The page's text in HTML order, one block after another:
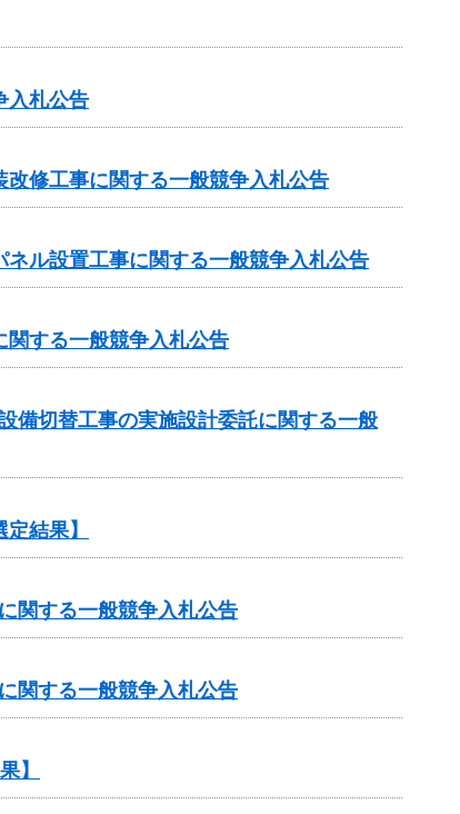
入札公告
改修工事に関する一般競争入札公告
ネル設置工事に関する一般競争入札公告
関する一般競争入札公告
備切替工事の実施設計委託に関する一般
結果】
関する一般競争入札公告
関する一般競争入札公告
】